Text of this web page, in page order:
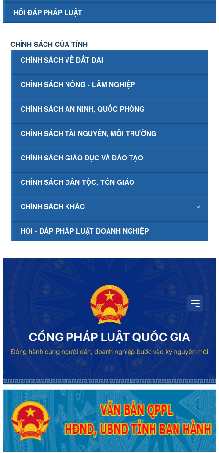
HỎI ĐÁP PHÁP LUẬT
CHÍNH SÁCH CỦA TỈNH
CHÍNH SÁCH VỀ ĐẤT ĐAI
CHÍNH SÁCH NÔNG - LÂM NGHIỆP
CHÍNH SÁCH AN NINH, QUỐC PHÒNG
CHÍNH SÁCH TÀI NGUYÊN, MÔI TRƯỜNG
CHÍNH SÁCH GIÁO DỤC VÀ ĐÀO TẠO
CHÍNH SÁCH DÂN TỘC, TÔN GIÁO
CHÍNH SÁCH KHÁC
HỎI - ĐÁP PHÁP LUẬT DOANH NGHIỆP